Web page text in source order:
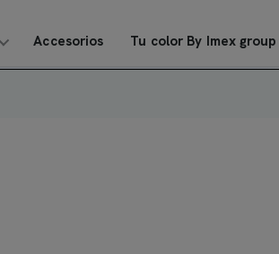
Accesorios Tu color By Imex group